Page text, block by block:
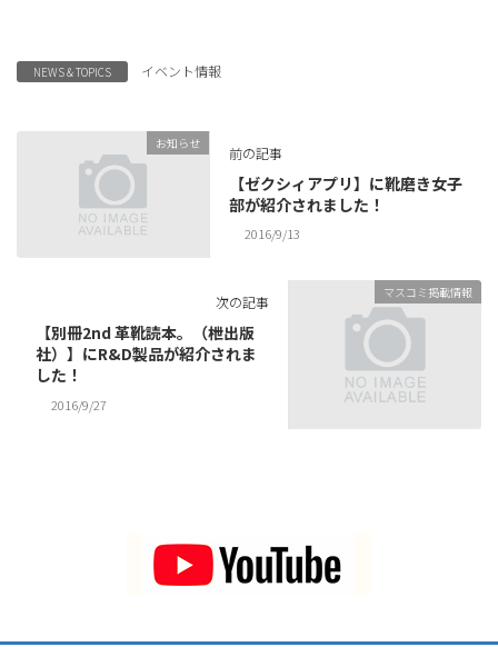
NEWS & TOPICS イベント情報
お知らせ
前の記事
【ゼクシィアプリ】に靴磨き女子
部が紹介されました！
2016/9/13
マスコミ掲載情報
次の記事
【別冊2nd 革靴読本。（枻出版
社）】にR&D製品が紹介されま
した！
2016/9/27